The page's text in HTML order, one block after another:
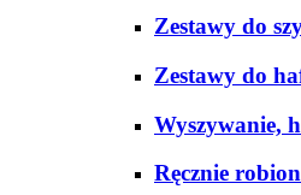
Zestawy do
Zestawy do
Wyszywanie,
Ręcznie